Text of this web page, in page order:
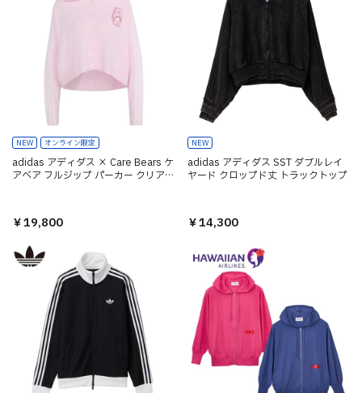
NEW オンライン限定
adidas アディダス × Care Bears ケ
アベア フルジップ パーカー クリアピ
￥19,800
NEW
adidas アディダス SST ダブルレイ
ヤード クロップド丈 トラックトップ
￥14,300